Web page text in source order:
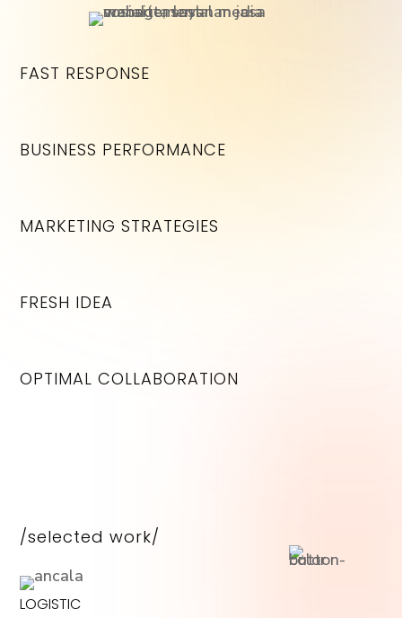
FAST RESPONSE
BUSINESS PERFORMANCE
MARKETING STRATEGIES
FRESH IDEA
OPTIMAL COLLABORATION
/selected work/
LOGISTIC